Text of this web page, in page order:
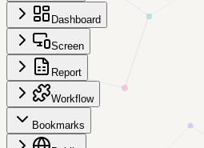
Dashboard
Screen
Report
Workflow
Bookmarks